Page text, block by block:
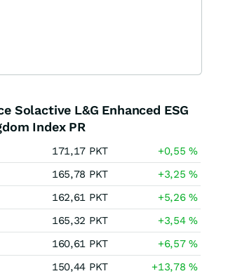
Solactive L&G Enhanced ESG
Index PR
171,17 PKT +0,55%
165,78 PKT +3,25%
162,61 PKT +5,26%
165,32 PKT +3,54%
160,61 PKT +6,57%
150,44 PKT +13,78%